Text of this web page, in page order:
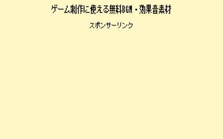
ゲーム制作に使える無料BGM・効果音素材
スポンサーリンク